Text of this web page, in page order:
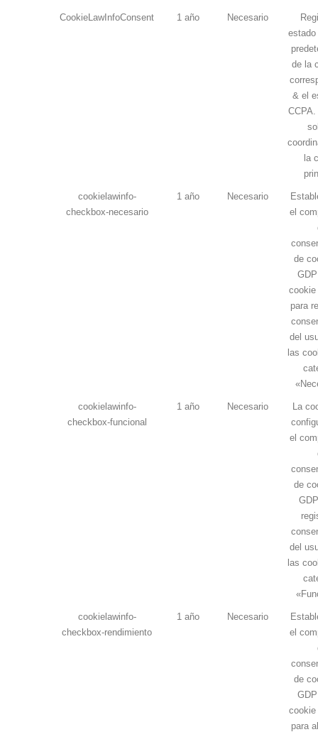
CookieLawInfoConsent 1 año Necesario
estado
de la
& el
la
cookielawinfo-
checkbox-necesario
1 año Necesario
el
de
para
del
las
cookielawinfo-
checkbox-funcional
1 año Necesario
La
el
de
del
las
cookielawinfo-
checkbox-rendimiento
1 año Necesario
el
de
para